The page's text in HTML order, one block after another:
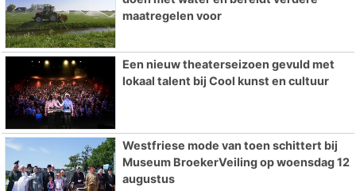
maatregelen voor
Een nieuw theaterseizoen gevuld met
lokaal talent bij Cool kunst en cultuur
Westfriese mode van toen schittert bij
Museum BroekerVeiling op woensdag 12
augustus